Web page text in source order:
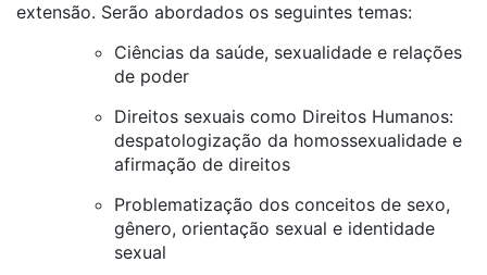
extensão. Serão abordados os seguintes temas:
Ciências da saúde, sexualidade e relações
de poder
Direitos sexuais como Direitos Humanos:
despatologização da homossexualidade e
afirmação de direitos
Problematização dos conceitos de sexo,
gênero, orientação sexual e identidade
sexual